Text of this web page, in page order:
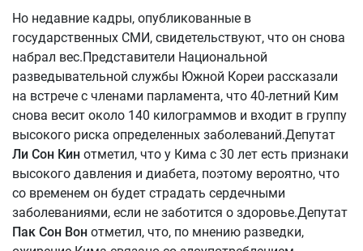
Но недавние кадры, опубликованные в
государственных СМИ, свидетельствуют, что он снова
набрал вес.Представители Национальной
разведывательной службы Южной Кореи рассказали
на встрече с членами парламента, что 40-летний Ким
снова весит около 140 килограммов и входит в группу
высокого риска определенных заболеваний.Депутат
Ли Сон Кин отметил, что у Кима с 30 лет есть признаки
высокого давления и диабета, поэтому вероятно, что
со временем он будет страдать сердечными
заболеваниями, если не заботится о здоровье.Депутат
Пак Сон Вон отметил, что, по мнению разведки,